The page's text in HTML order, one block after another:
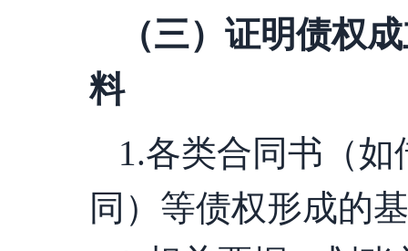
（三）证明债权
料
1.各类合同书（
同）等债权形成的